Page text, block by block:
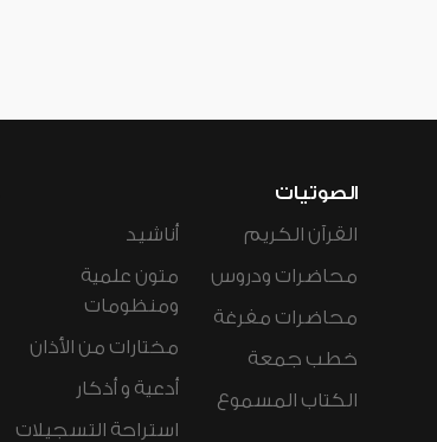
الصوتيات
القرآن الكريم
محاضرات ودروس
محاضرات مفرغة
خطب جمعة
الكتاب المسموع
أناشيد
متون علمية
ومنظومات
مختارات من الأذان
أدعية و أذكار
استراحة التسجيلات